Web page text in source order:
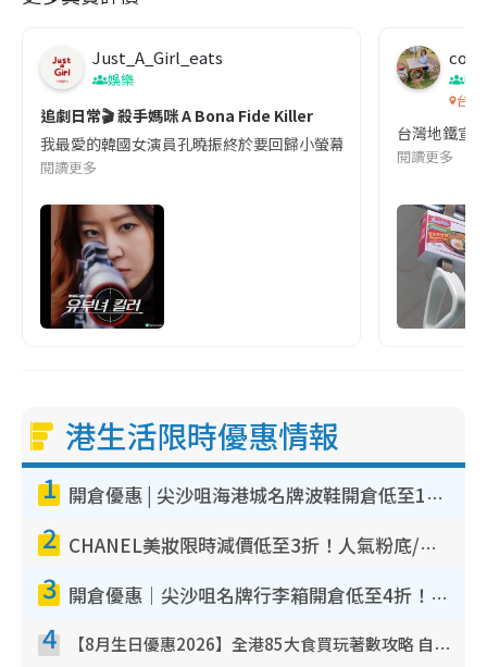
Just_A_Girl_eats
娛樂
追劇日常🎬 殺手媽咪 A Bona Fide Killer
我最愛的韓國女演員孔曉振終於要回歸小螢幕啦!這次的劇本改編
閱讀更多
co
吹
台灣
台灣地鐵宣
閱讀更多
港生活限時優惠情報
1 開倉優惠 | 尖沙咀海港城名牌波鞋開倉低至1折！On鞋$899起／Joy&Peace鞋履$98起
2 CHANEL美妝限時減價低至3折！人氣粉底/唇膏/精華液低至$275！COCO香水都有平
3 開倉優惠｜尖沙咀名牌行李箱開倉低至4折！一連5日 American Tourister/ace./Hallmark $200起！
4 【8月生日優惠2026】全港85大食買玩著數攻略 自助餐/火鍋放題同行免費＋誠品/DONKI送現金券